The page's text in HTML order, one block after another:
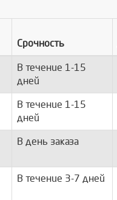
Срочность
В течение 1-15
дней
В течение 1-15
дней
В день заказа
В течение 3-7 дней